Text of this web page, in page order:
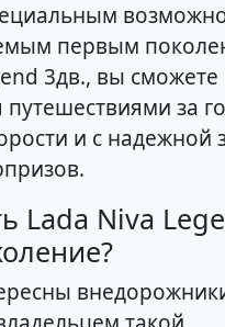
первым
3дв., вы сможете
путешествиями за
и с надежной
Lada Niva